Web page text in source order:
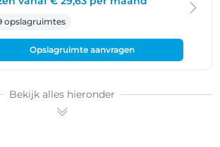
opslagruimtes
Opslagruimte aanvragen
Bekijk alles hieronder